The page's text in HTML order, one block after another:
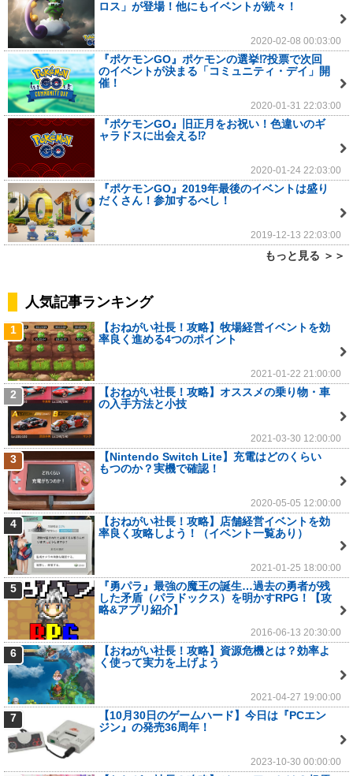
ロス」が登場！他にもイベントが続々！
2020-02-08 00:03:00
『ポケモンGO』ポケモンの選挙⁉投票で次回
のイベントが決まる「コミュニティ・デイ」開
催！
2020-01-31 22:03:00
『ポケモンGO』旧正月をお祝い！色違いのギ
ャラドスに出会える⁉
2020-01-24 22:03:00
『ポケモンGO』2019年最後のイベントは盛り
だくさん！参加するべし！
2019-12-13 22:03:00
もっと見る ＞＞
人気記事ランキング
1
【おねがい社長！攻略】牧場経営イベントを効
率良く進める4つのポイント
2021-01-22 21:00:00
2
【おねがい社長！攻略】オススメの乗り物・車
の入手方法と小技
2021-03-30 12:00:00
3
【Nintendo Switch Lite】充電はどのくらい
もつのか？実機で確認！
2020-05-05 12:00:00
4
【おねがい社長！攻略】店舗経営イベントを効
率良く攻略しよう！（イベント一覧あり）
2021-01-25 18:00:00
5
『勇パラ』最強の魔王の誕生…過去の勇者が残
した矛盾（パラドックス）を明かすRPG！【攻
略&アプリ紹介】
2016-06-13 20:30:00
6
【おねがい社長！攻略】資源危機とは？効率よ
く使って実力を上げよう
2021-04-27 19:00:00
7
【10月30日のゲームハード】今日は『PCエン
ジン』の発売36周年！
2023-10-30 00:00:00